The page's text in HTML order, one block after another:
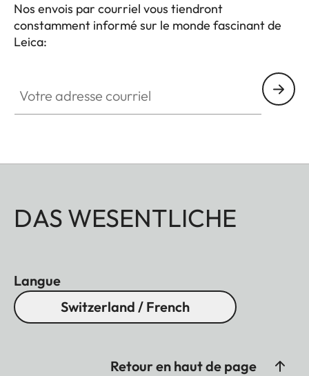
Nos envois par courriel vous tiendront
constamment informé sur le monde fascinant de
Leica:
DAS WESENTLICHE
Langue
Switzerland / French
Retour en haut de page